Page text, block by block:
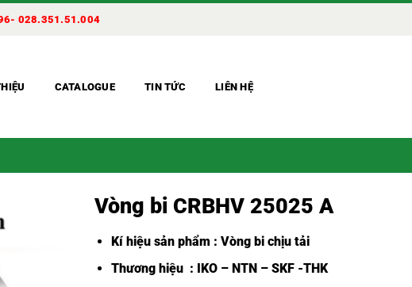
028.351.51.004
CATALOGUE TIN TỨC LIÊN HỆ
Vòng bi CRBHV 25025 A
Kí hiệu sản phẩm : Vòng bi chịu tải
Thương hiệu : IKO – NTN – SKF -THK